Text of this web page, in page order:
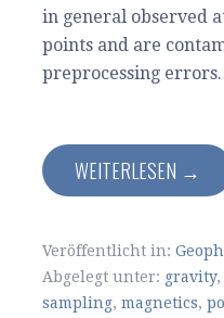
in general observed
points and are
preprocessing
WEITERLESEN →
Veröffentlicht in:
Abgelegt unter: gravity,
sampling, magnetics,